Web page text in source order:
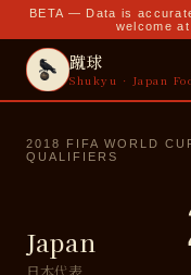
BETA — Data is
welcome at
蹴球
Shukyu · Japan
2018 FIFA WORLD
QUALIFIERS
Japan
日本代表